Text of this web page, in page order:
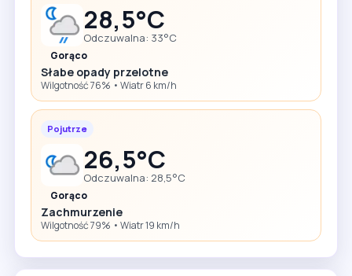
28,5°C
Odczuwalna: 33°C
Gorąco
Słabe opady przelotne
Wilgotność 76% • Wiatr 6 km/h
Pojutrze
26,5°C
Odczuwalna: 28,5°C
Gorąco
Zachmurzenie
Wilgotność 79% • Wiatr 19 km/h